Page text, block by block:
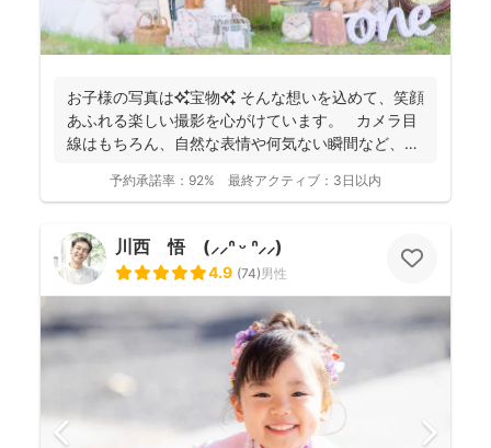
お子様の写真は✨宝物✨ そんな想いを込めて、笑顔
あふれる楽しい撮影を心がけています。 カメラ目
線はもちろん、自然な表情や何気ない瞬間など、ご
予約承諾率： 92% 最終アクティブ： 3日以内
川西 悟 (⸝⸝ᐢ ᵕ ᐢ⸝⸝)
4.9 (74)男性